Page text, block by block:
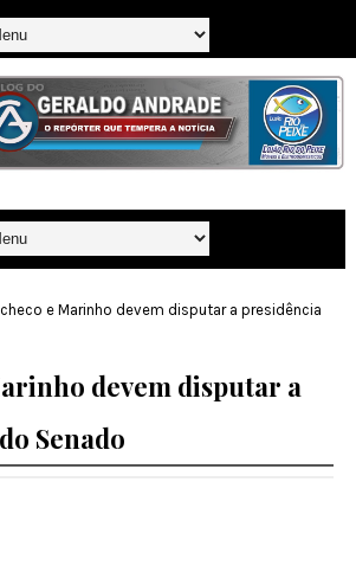
e Marinho devem disputar a presidência
devem disputar a
Senado